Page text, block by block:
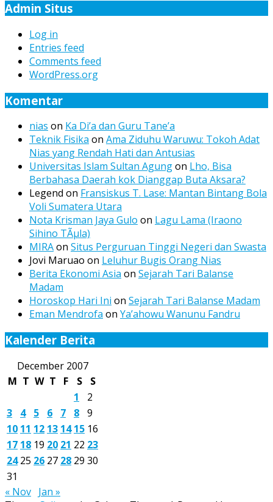
Admin Situs
Log in
Entries feed
Comments feed
WordPress.org
Komentar
nias on Ka Di’a dan Guru Tane’a
Teknik Fisika on Ama Ziduhu Waruwu: Tokoh Adat
Nias yang Rendah Hati dan Antusias
Universitas Islam Sultan Agungon Lho, Bisa
Berbahasa Daerah kok Dianggap Buta Aksara?
Legend on Fransiskus T. Lase: Mantan Bintang Bola
Voli Sumatera Utara
Nota Krisman Jaya Gulo on Lagu Lama (Iraono
Sihino TÃµla)
MIRAon Situs Perguruan Tinggi Negeri dan Swasta
Jovi Maruao on Leluhur Bugis Orang Nias
Berita Ekonomi Asia on Sejarah Tari Balanse
Madam
Horoskop Hari Ini on Sejarah Tari Balanse Madam
Eman Mendrofa on Ya’ahowu Wanunu Fandru
Kalender Berita
December 2007
M T W T F S
S
1
2
3
4 5 6 7 8 9
10 11 12 13 14 15 16
17 18 19 20 21 22 23
24 25 26 27 28 29 30
31
« Nov Jan »